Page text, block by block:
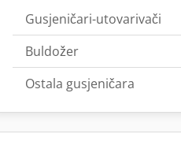
Gusjeničari-utovarivači
Buldožer
Ostala gusjeničara